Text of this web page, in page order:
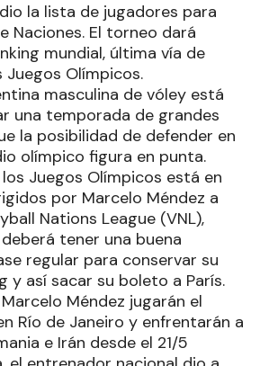
la lista de jugadores para
Naciones. El torneo dará
mundial, última vía de
Olímpicos.
masculina de vóley está
una temporada de grandes
la posibilidad de defender en
olímpico figura en punta.
Juegos Olímpicos está en
por Marcelo Méndez a
Nations League (VNL),
tener una buena
regular para conservar su
y así sacar su boleto a París.
Méndez jugarán el
Río de Janeiro y enfrentarán a
e Irán desde el 21/5